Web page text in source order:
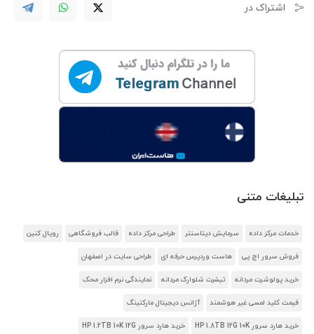
اشتراک در
تبلیغات متنی
خدمات مرکز داده سرمایش دیتاسنتر طراحی مرکز داده قالب فروشگاهی رویال کنین
فروش سرور اچ پی هاست وردپرس حرفه ای طراحی سایت در اصفهان
خرید پولوشرت مردانه تیشرت شلوارک مردانه نمایندگی نرم افزار محک
قیمت کلید لمسی غیر هوشمند آژانس دیجیتال مارکتینگ
خرید هارد سرور HP 1.8TB 12G 10K خرید هارد سرور HP 1.2TB 10K 12G